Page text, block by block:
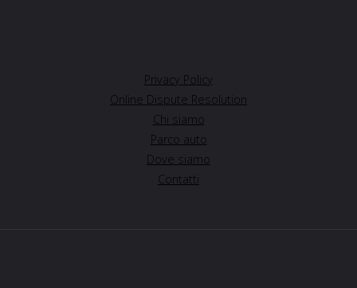
Privacy Policy
Online Dispute Resolution
Chi siamo
Parco auto
Dove siamo
Contatti